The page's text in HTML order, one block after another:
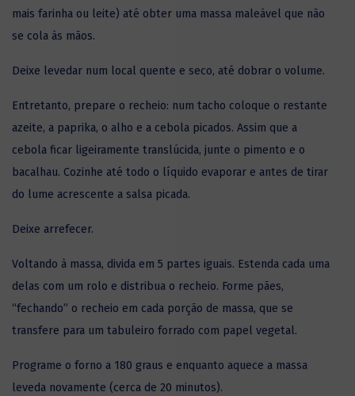
mais farinha ou leite) até obter uma massa maleável que não
se cola às mãos.
Deixe levedar num local quente e seco, até dobrar o volume.
Entretanto, prepare o recheio: num tacho coloque o restante
azeite, a paprika, o alho e a cebola picados. Assim que a
cebola ficar ligeiramente translúcida, junte o pimento e o
bacalhau. Cozinhe até todo o líquido evaporar e antes de tirar
do lume acrescente a salsa picada.
Deixe arrefecer.
Voltando à massa, divida em 5 partes iguais. Estenda cada uma
delas com um rolo e distribua o recheio. Forme pães,
“fechando” o recheio em cada porção de massa, que se
transfere para um tabuleiro forrado com papel vegetal.
Programe o forno a 180 graus e enquanto aquece a massa
leveda novamente (cerca de 20 minutos).